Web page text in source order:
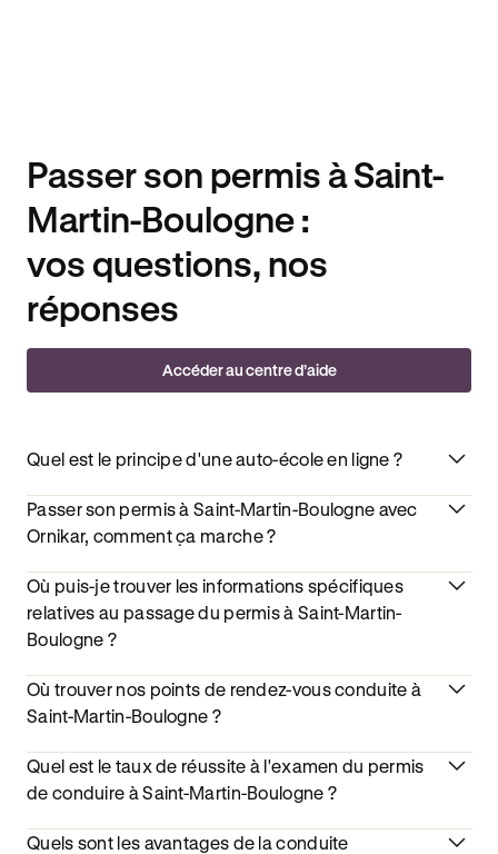
Passer son permis à Saint-
Martin-Boulogne :
vos questions, nos
réponses
Accéder au centre d’aide
Quel est le principe d'une auto-école en ligne ?
Passer son permis à Saint-Martin-Boulogne avec
Ornikar, comment ça marche ?
Où puis-je trouver les informations spécifiques
relatives au passage du permis à Saint-Martin-
Boulogne ?
Où trouver nos points de rendez-vous conduite à
Saint-Martin-Boulogne ?
Quel est le taux de réussite à l'examen du permis
de conduire à Saint-Martin-Boulogne ?
Quels sont les avantages de la conduite